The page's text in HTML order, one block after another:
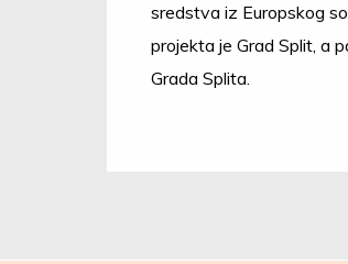
sredstva iz Europskog
projekta je Grad Split, a
Grada Splita.